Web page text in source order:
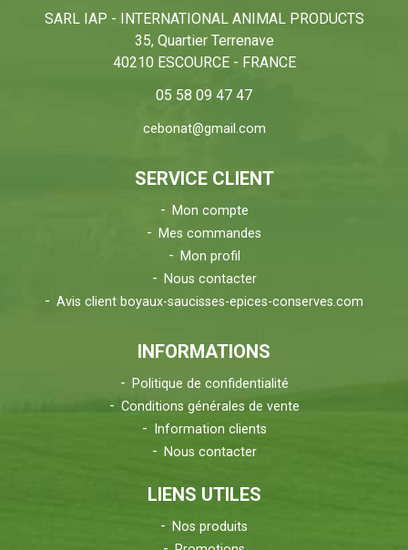
SARL IAP - INTERNATIONAL ANIMAL PRODUCTS
35, Quartier Terrenave
40210 ESCOURCE - FRANCE
05 58 09 47 47
cebonat@gmail.com
SERVICE CLIENT
Mon compte
Mes commandes
Mon profil
Nous contacter
Avis client boyaux-saucisses-epices-conserves.com
INFORMATIONS
Politique de confidentialité
Conditions générales de vente
Information clients
Nous contacter
LIENS UTILES
Nos produits